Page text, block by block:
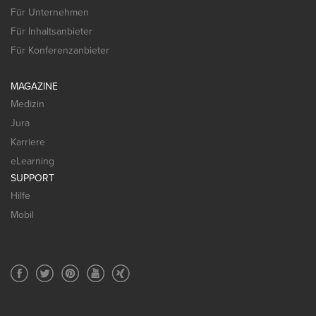
Für Unternehmen
Für Inhaltsanbieter
Für Konferenzanbieter
MAGAZINE
Medizin
Jura
Karriere
eLearning
SUPPORT
Hilfe
Mobil